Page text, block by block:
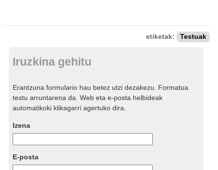
etiketak: Testuak
Iruzkina gehitu
Erantzuna formulario hau betez utzi dezakezu. Formatua
testu arruntarena da. Web eta e-posta helbideak
automatikoki klikagarri agertuko dira.
Izena
E-posta